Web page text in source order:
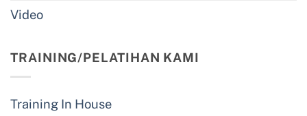
Video
TRAINING/PELATIHAN KAMI
Training In House